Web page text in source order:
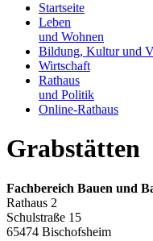
Startseite
Leben
und Wohnen
Bildung, Kultur und
Wirtschaft
Rathaus
und Politik
Online-Rathaus
Grabstätten
Fachbereich Bauen und
Rathaus 2
Schulstraße 15
65474 Bischofsheim